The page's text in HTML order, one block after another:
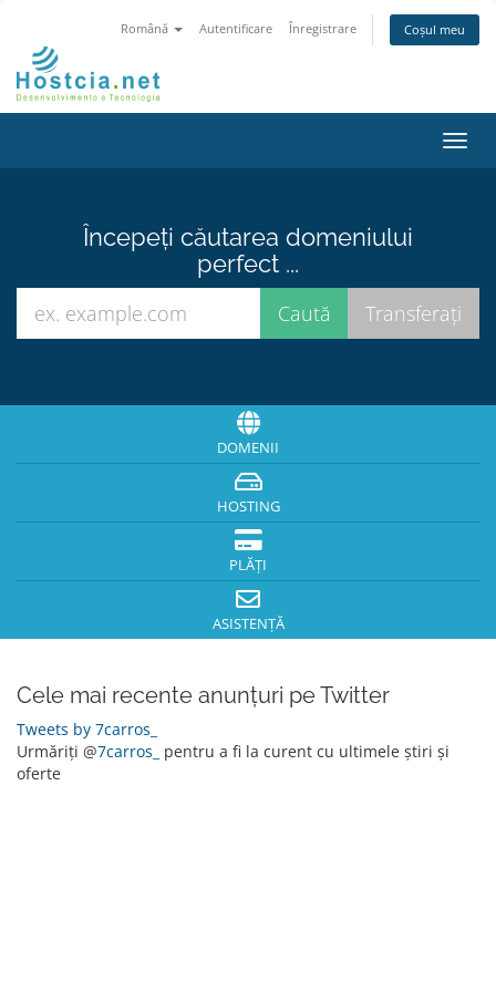
Română Autentificare Înregistrare Coșul meu
Începeți căutarea domeniului
perfect ...
DOMENII
HOSTING
PLĂȚI
ASISTENȚĂ
Cele mai recente anunțuri pe Twitter
Tweets by 7carros_
Urmăriți @7carros_
pentru a fi la curent cu ultimele știri și
oferte